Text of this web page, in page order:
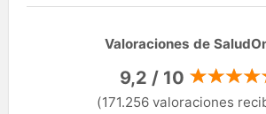
Valoraciones de
9,2 / 10
(171.256 valoraciones